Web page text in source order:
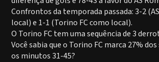
Confrontos da temporada passada: 3-2
local) e 1-1 (Torino FC como local).
O Torino FC tem uma sequência de 3
Você sabia que o Torino FC marca 27%
os minutos 31-45?